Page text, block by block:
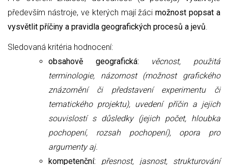
především nástroje, ve kterých mají žácimožnost popsat a
vysvětlit příčiny a pravidla geografických procesů a jevů
Sledovaná kritéria hodnocení:
obsahově geografická: věcnost, použitá
terminologie, názornost (možnost grafického
znázornění či představení experimentu či
tematického projektu), uvedení příčin a jejich
souvislostí s důsledky (jejich počet, hloubka
pochopení, rozsah pochopení), opora pro
argumenty aj.
kompetenční:
přesnost, jasnost, strukturování